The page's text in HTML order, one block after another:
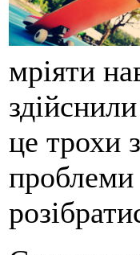
мріяти
це трохи
проблеми